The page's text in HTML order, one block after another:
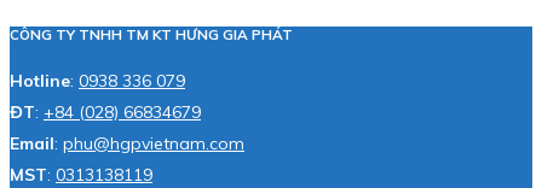
CÔNG TY TNHH TM KT HƯNG GIA PHÁT
Hotline: 0938 336 079
ĐT: +84 (028) 66834679
Email: phu@hgpvietnam.com
MST: 0313138119